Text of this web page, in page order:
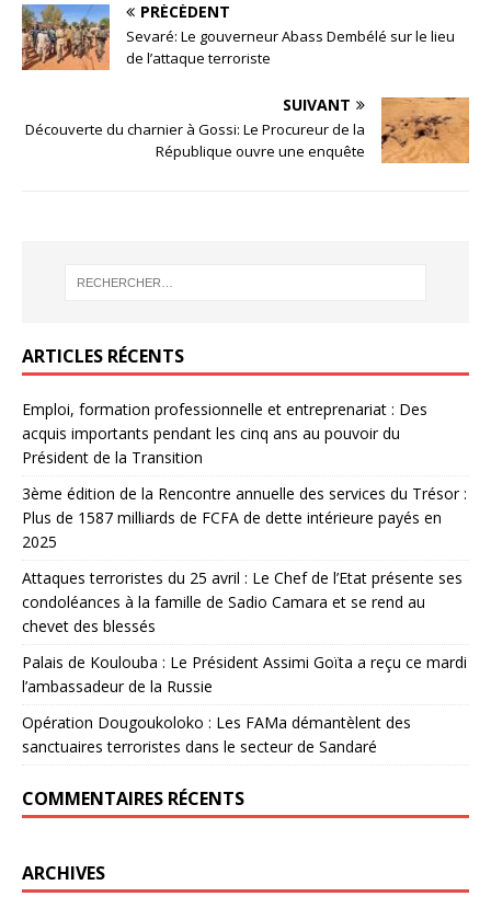
PRÉCÉDENT
Sevaré: Le gouverneur Abass Dembélé sur le lieu
de l’attaque terroriste
SUIVANT
Découverte du charnier à Gossi: Le Procureur de la
République ouvre une enquête
ARTICLES RÉCENTS
Emploi, formation professionnelle et entreprenariat : Des
acquis importants pendant les cinq ans au pouvoir du
Président de la Transition
3ème édition de la Rencontre annuelle des services du Trésor :
Plus de 1587 milliards de FCFA de dette intérieure payés en
2025
Attaques terroristes du 25 avril : Le Chef de l’Etat présente ses
condoléances à la famille de Sadio Camara et se rend au
chevet des blessés
Palais de Koulouba : Le Président Assimi Goïta a reçu ce mardi
l’ambassadeur de la Russie
Opération Dougoukoloko : Les FAMa démantèlent des
sanctuaires terroristes dans le secteur de Sandaré
COMMENTAIRES RÉCENTS
ARCHIVES